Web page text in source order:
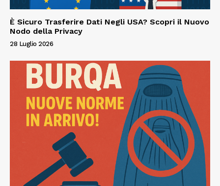
È Sicuro Trasferire Dati Negli USA? Scopri il Nuovo
Nodo della Privacy
28 Luglio 2026